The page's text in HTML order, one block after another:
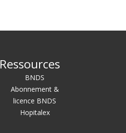
Ressources
BNDS
Abonnement &
licence BNDS
Hopitalex